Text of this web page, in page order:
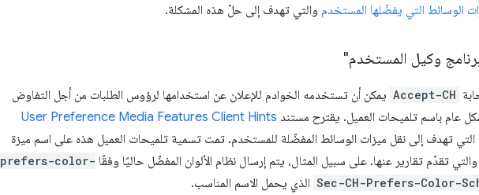
الوسائط التي يفضّلها المستخدم والتي تهدف إلى حلّ هذه المشكلة.
وكيل المستخدم"
Accept-CH يمكن أن تستخدمه الخوادم للإعلان عن استخدامها لرؤوس الطلبات من أجل التفاوض
عام باسم تلميحات العميل. يقترح مستند User Preference Media Features Client Hints
تهدف إلى نقل ميزات الوسائط المفضّلة للمستخدم. تمت تسمية تلميحات العميل هذه على اسم ميزة
تقدّم تقارير عنها. على سبيل المثال، يتم إرسال نظام الألوان المفضّل حاليًا وفقًا prefers-color-
Sec-CH-Prefers-Color- الذي يحمل الاسم المناسب.